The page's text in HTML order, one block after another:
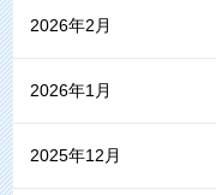
2026年2月
2026年1月
2025年12月